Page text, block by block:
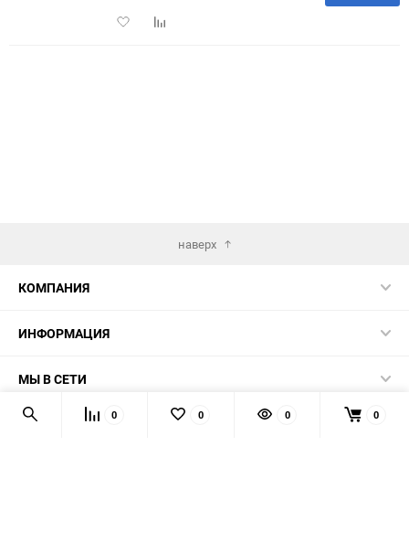
ДобавитьДобавить
наверх
КОМПАНИЯ
ИНФОРМАЦИЯ
МЫ В СЕТИ
КОНТАКТЫ
0 0 0 0